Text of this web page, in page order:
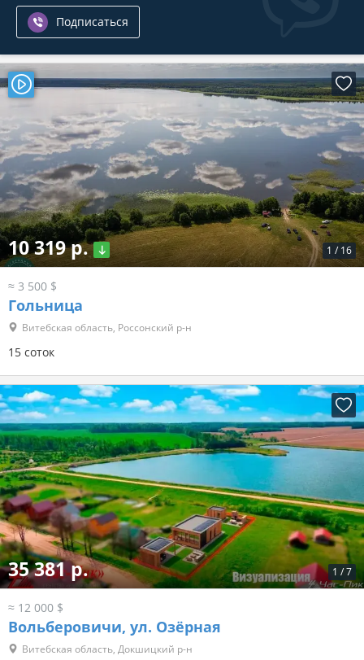
Подписаться
1 / 16
10 319 р.
≈ 3 500 $
Гольница
Витебская область, Россонский р-н
15 соток
1 /7
35 381 р.
≈ 12 000 $
Вольберовичи, ул. Озёрная
Витебская область, Докшицкий р-н